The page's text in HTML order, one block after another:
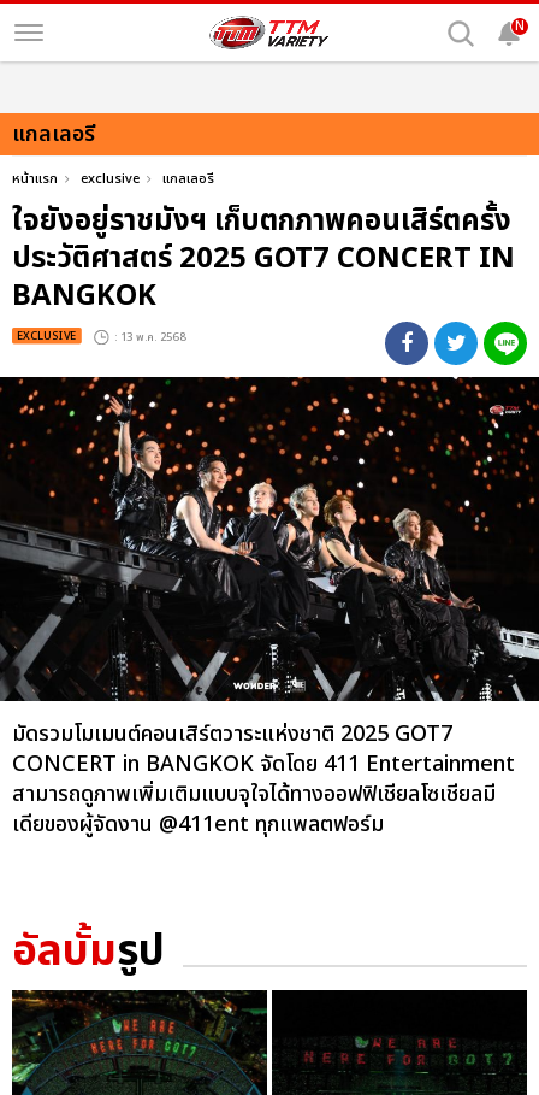
N
แกลเลอรี
หน้าแรก exclusive แกลเลอรี
ใจยังอยู่ราชมังฯ เก็บตกภาพคอนเสิร์ตครั้ง
ประวัติศาสตร์ 2025 GOT7 CONCERT IN
BANGKOK
EXCLUSIVE : 13 พ.ค. 2568
มัดรวมโมเมนต์คอนเสิร์ตวาระแห่งชาติ 2025 GOT7
CONCERT in BANGKOK จัดโดย 411 Entertainment
สามารถดูภาพเพิ่มเติมแบบจุใจได้ทางออฟฟิเชียลโซเชียลมี
เดียของผู้จัดงาน @411ent ทุกแพลตฟอร์ม
อัลบั้มรูป